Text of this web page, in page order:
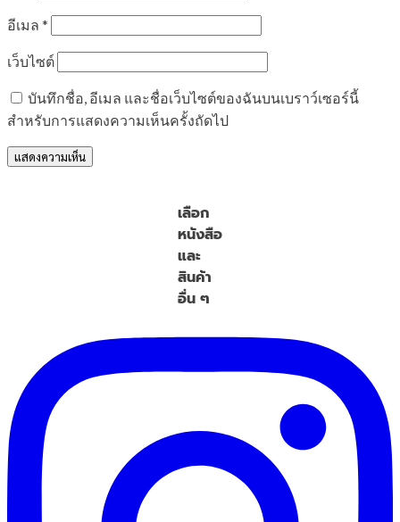
อีเมล *
เว็บไซต์
บันทึกชื่อ, อีเมล และชื่อเว็บไซต์ของฉันบนเบราว์เซอร์นี้
สำหรับการแสดงความเห็นครั้งถัดไป
เลือก
หนังสือ
และ
สินค้า
อื่น ๆ